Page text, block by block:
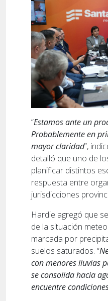
“Estamos ante un
Probablemente en
mayor claridad”,
detalló que uno de
planificar distintos
respuesta entre
jurisdicciones
Hardie agregó que
de la situación
marcada por
suelos saturados. “
con menores lluvias
se consolida hacia
encuentre